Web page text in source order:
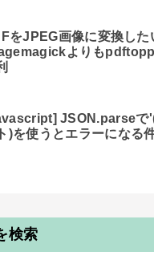
をJPEG画像に変換した
よりも
JSON.parseで
)を使うとエラーになる
検索